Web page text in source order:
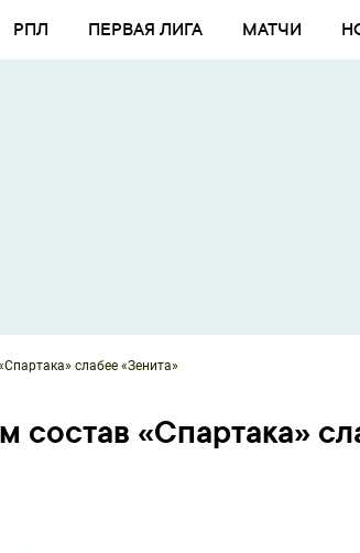
РПЛ ПЕРВАЯ ЛИГА МАТЧИ
слабее «Зенита»
состав «Спартака»